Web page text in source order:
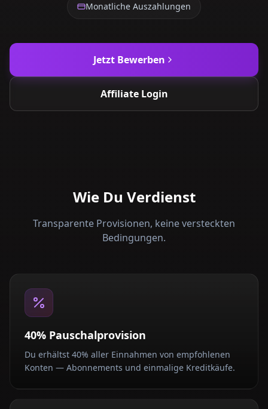
Monatliche Auszahlungen
Jetzt Bewerben
Affiliate Login
Wie Du Verdienst
Transparente Provisionen, keine versteckten
Bedingungen.
40% Pauschalprovision
Du erhältst 40% aller Einnahmen von empfohlenen
Konten — Abonnements und einmalige Kreditkäufe.